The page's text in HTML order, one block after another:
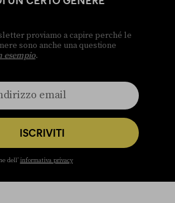
proviamo a capire perché le
sono anche una questione
esempio.
ISCRIVITI
dell’ informativa privacy